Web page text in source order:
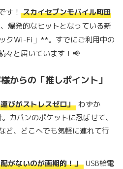
す！ スカイセブンモバイル町田
爆発的なヒットとなっている新
クWi-Fi」**。すでにご利用中の
々と届いています！📢
からの「推しポイント」
びがストレスゼロ」 わずか
カバンのポケットに忍ばせて、
ど、どこへでも気軽に連れて行
がないのが画期的！」 USB給電